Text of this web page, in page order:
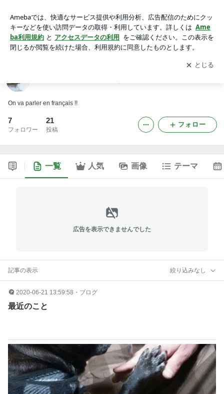
アプリをダウンロードして ブログの更新通知
を受け取りまし
ょう。
開く
On va parler en français !!
7
フォロワー
21
投稿
フォロー
一覧 人気 画像 テーマ
広告を表示できませんでした
記事の表示 絞り込みなし
2020-06-21 13:59:58 ・ ブログ
最近のこと